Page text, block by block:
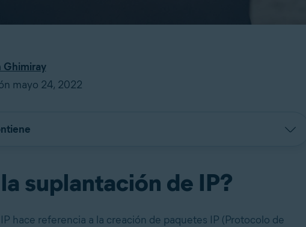
Ghimiray
mayo 24, 2022
suplantación de IP?
hace referencia a la creación de paquetes IP (Protocolo de